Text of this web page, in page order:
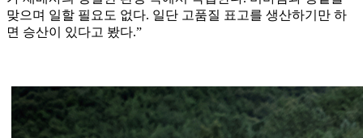
맞으며 일할 필요도 없다. 일단 고품질 표고를 생산하기만 하
면 승산이 있다고 봤다.”